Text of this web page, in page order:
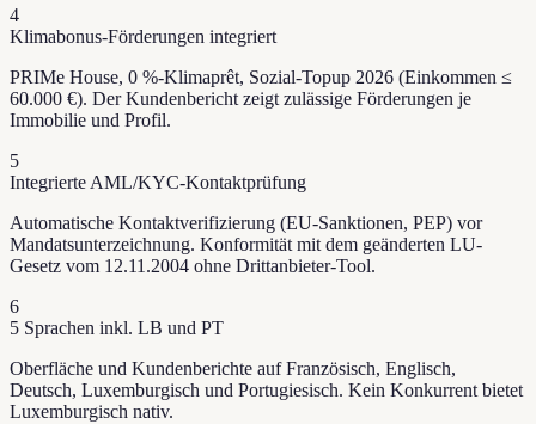
4
Klimabonus-Förderungen integriert
PRIMe House, 0 %-Klimaprêt, Sozial-Topup 2026 (Einkommen ≤
60.000 €). Der Kundenbericht zeigt zulässige Förderungen je
Immobilie und Profil.
5
Integrierte AML/KYC-Kontaktprüfung
Automatische Kontaktverifizierung (EU-Sanktionen, PEP) vor
Mandatsunterzeichnung. Konformität mit dem geänderten LU-
Gesetz vom 12.11.2004 ohne Drittanbieter-Tool.
6
5 Sprachen inkl. LB und PT
Oberfläche und Kundenberichte auf Französisch, Englisch,
Deutsch, Luxemburgisch und Portugiesisch. Kein Konkurrent bietet
Luxemburgisch nativ.